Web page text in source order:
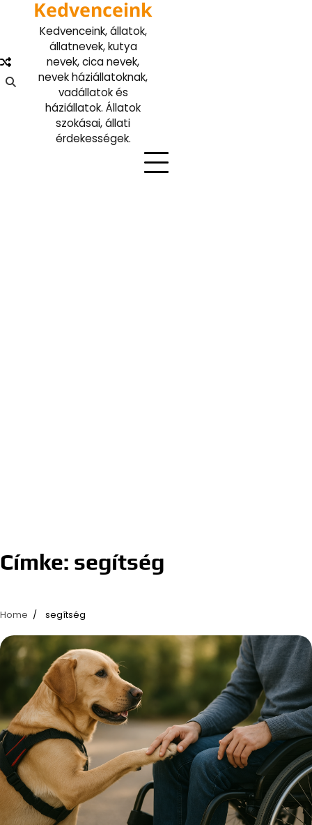
Kedvenceink
Kedvenceink, állatok,
állatnevek, kutya
nevek, cica nevek,
nevek háziállatoknak,
vadállatok és
háziállatok. Állatok
szokásai, állati
érdekességek.
Címke: segítség
Home segítség